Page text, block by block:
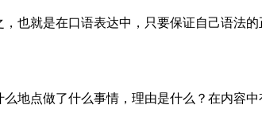
就是在口语表达中，只要保证自己语法的
点做了什么事情，理由是什么？在内容中